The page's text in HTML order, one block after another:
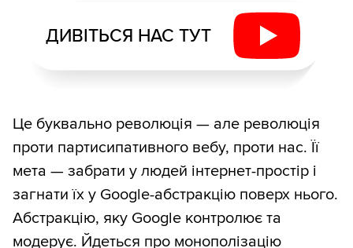
ДИВІТЬСЯ НАС ТУТ
Це буквально революція — але революція
проти партисипативного вебу, проти нас. Її
мета — забрати у людей інтернет-простір і
загнати їх у Google-абстракцію поверх нього.
Абстракцію, яку Google контролює та
модерує. Йдеться про монополізацію